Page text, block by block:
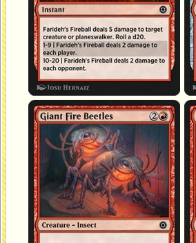
Scarabées de feu géants